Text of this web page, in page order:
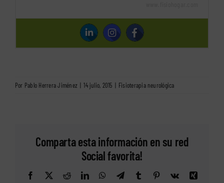
Por Pablo Herrera Jiménez 14 julio, 2015 Fisioterapia neurológica
Comparta esta información en su red
Social favorita!
Facebook
X RedditLinkedInWhatsApp
TelegramTumblr Pinterest
Vk